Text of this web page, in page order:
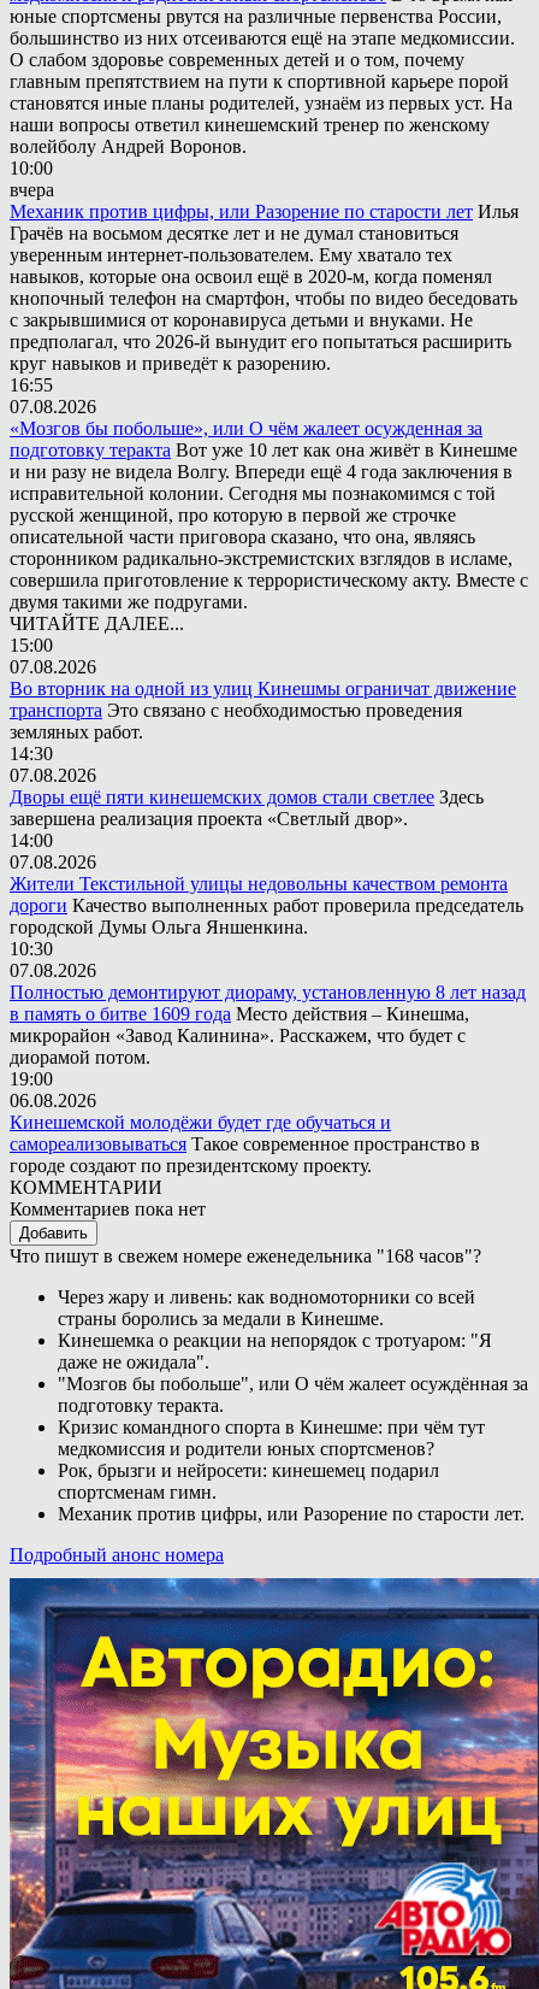
юные спортсмены рвутся на различные первенства России,
большинство из них отсеиваются ещё на этапе медкомиссии.
О слабом здоровье современных детей и о том, почему
главным препятствием на пути к спортивной карьере порой
становятся иные планы родителей, узнаём из первых уст. На
наши вопросы ответил кинешемский тренер по женскому
волейболу Андрей Воронов.
10:00
вчера
Механик против цифры, или Разорение по старости лет Илья
Грачёв на восьмом десятке лет и не думал становиться
уверенным интернет-пользователем. Ему хватало тех
навыков, которые она освоил ещё в 2020-м, когда поменял
кнопочный телефон на смартфон, чтобы по видео беседовать
с закрывшимися от коронавируса детьми и внуками. Не
предполагал, что 2026-й вынудит его попытаться расширить
круг навыков и приведёт к разорению.
16:55
07.08.2026
«Мозгов бы побольше», или О чём жалеет осужденная за
подготовку теракта Вот уже 10 лет как она живёт в Кинешме
и ни разу не видела Волгу. Впереди ещё 4 года заключения в
исправительной колонии. Сегодня мы познакомимся с той
русской женщиной, про которую в первой же строчке
описательной части приговора сказано, что она, являясь
сторонником радикально-экстремистских взглядов в исламе,
совершила приготовление к террористическому акту. Вместе с
двумя такими же подругами.
ЧИТАЙТЕ ДАЛЕЕ...
15:00
07.08.2026
Во вторник на одной из улиц Кинешмы ограничат движение
транспорта Это связано с необходимостью проведения
земляных работ.
14:30
07.08.2026
Дворы ещё пяти кинешемских домов стали светлее Здесь
завершена реализация проекта «Светлый двор».
14:00
07.08.2026
Жители Текстильной улицы недовольны качеством ремонта
дороги Качество выполненных работ проверила председатель
городской Думы Ольга Яншенкина.
10:30
07.08.2026
Полностью демонтируют диораму, установленную 8 лет назад
в память о битве 1609 года Место действия – Кинешма,
микрорайон «Завод Калинина». Расскажем, что будет с
диорамой потом.
19:00
06.08.2026
Кинешемской молодёжи будет где обучаться и
самореализовываться Такое современное пространство в
городе создают по президентскому проекту.
КОММЕНТАРИИ
Комментариев пока нет
Добавить
Что пишут в свежем номере еженедельника "168 часов"?
Через жару и ливень: как водномоторники со всей
страны боролись за медали в Кинешме.
Кинешемка о реакции на непорядок с тротуаром: "Я
даже не ожидала".
"Мозгов бы побольше", или О чём жалеет осуждённая за
подготовку теракта.
Кризис командного спорта в Кинешме: при чём тут
медкомиссия и родители юных спортсменов?
Рок, брызги и нейросети: кинешемец подарил
спортсменам гимн.
Механик против цифры, или Разорение по старости лет.
Подробный анонс номера